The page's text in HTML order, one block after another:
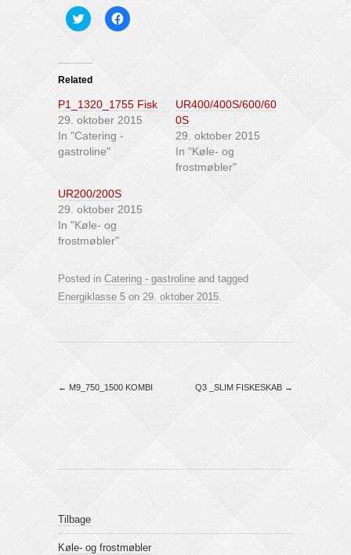
C
l
t
o
s
h
a
r
e
o
n
T
t
t
e
r
(
O
n
s
i
n
w
o
w
C
l
h
a
r
e
o
e
n
i
w
d
o
Related
P1_1320_1755 Fisk
29. oktober 2015
In "Catering -
gastroline"
UR400/400S/600/60
0S
29. oktober 2015
In "Køle- og
frostmøbler"
UR200/200S
29. oktober 2015
In "Køle- og
frostmøbler"
Posted in Catering - gastroline and tagged
Energiklasse 5 on 29. oktober 2015.
← M9_750_1500 KOMBI Q3 _SLIM FISKESKAB →
Tilbage
Køle- og frostmøbler